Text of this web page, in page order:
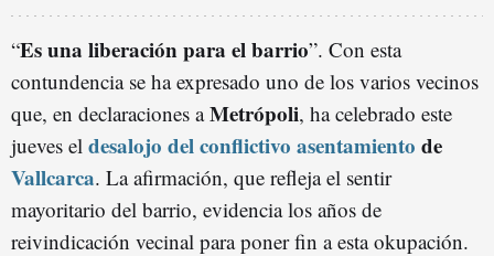
“Es una liberación para el barrio”. Con esta
contundencia se ha expresado uno de los varios vecinos
que, en declaraciones aMetrópoli, ha celebrado este
jueves el desalojo del conflictivo asentamiento de
Vallcarca. La afirmación, que refleja el sentir
mayoritario del barrio, evidencia los años de
reivindicación vecinal para poner fin a esta okupación.